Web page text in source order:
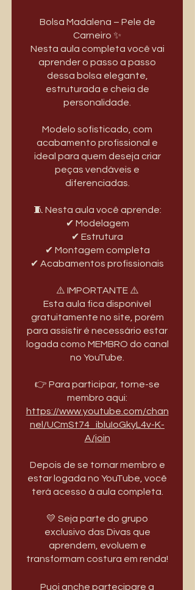
Bolsa Madalena – Pele de
Carneiro ✨
Nesta aula completa você vai
aprender o passo a passo
dessa bolsa elegante,
estruturada e cheia de
personalidade.
Modelo sofisticado, com
acabamento profissional e
ideal para quem deseja criar
peças vendáveis e
diferenciadas.
🧵 Nesta aula você aprende:
✔ Modelagem
✔ Estrutura
✔ Montagem completa
✔ Acabamentos profissionais
⚠️ IMPORTANTE ⚠️
Esta aula fica disponível
gratuitamente no site, porém
para assistir é necessário estar
logada como MEMBRO do canal
no YouTube.
👉 Para participar, torne-se
https://www.youtube.com/chan
nel/UCmSt74_ibluIoGkyL4v-K-
A/join
Depois de se tornar membro e
estar logada no YouTube, você
terá acesso à aula completa.
💛 Seja parte do grupo
exclusivo das Divas que
aprendem, evoluem e
Puoi anche partecipare a